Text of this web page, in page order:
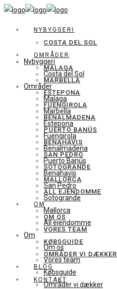
NYBYGGERI
COSTA DEL SOL
OMRÅDER
MALAGA
MARBELLA
ESTEPONA
FUENGIROLA
BENALMADENA
PUERTO BANÚS
BENAHAVIS
SAN PEDRO
SOTOGRANDE
MALLORCA
ALL EJENDOMME
OM
OM OS
VORES TEAM
KØBSGUIDE
OMRÅDER VI DÆKKER
BLOG
KONTAKT
Nybyggeri
Costa del Sol
Områder
Malaga
Marbella
Estepona
Fuengirola
Benalmadena
Puerto Banús
Benahavis
San Pedro
Sotogrande
Mallorca
All ejendomme
Om
Om os
Vores team
Købsguide
Områder vi dækker